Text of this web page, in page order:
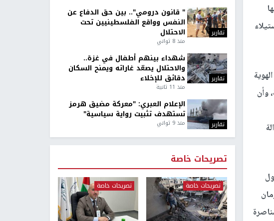
وأن
تقارير
" قانون درومي".. بين حق الدفاع عن
النفس وواقع الفلسطينيين تحت
الاحتلال
منذ 8 ثواني
تقارير
شهداء بينهم أطفال في غزة..
والاحتلال يصعّد غاراته ويمنح السكان
دقائق للإخلاء
منذ 11 ثانية
تقارير
الإعلام العبري: "معركة مضيق هرمز
تستهدف تثبيت رواية سياسية"
منذ 9 ثواني
تصريحات خاصة
تصريحات خاصة تصريحات خاصة